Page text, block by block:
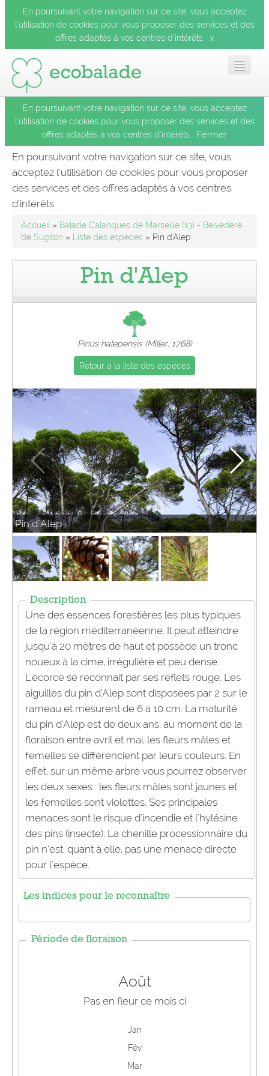
En poursuivant votre navigation sur ce site, vous acceptez
l’utilisation de cookies pour vous proposer des services et des
offres adaptés à vos centres d’intérêts.
x
Accueil
Les balades
Les espèces
En poursuivant votre navigation sur ce site, vous acceptez
l’utilisation de cookies pour vous proposer des services et des
offres adaptés à vos centres d’intérêts.
Fermer
En poursuivant votre navigation sur ce site, vous
acceptez l’utilisation de cookies pour vous proposer
des services et des offres adaptés à vos centres
d’intérêts.
Accueil » Balade Calanques de Marseille (13) - Belvédère
de Sugiton » Liste des espèces » Pin d'Alep
Pin d'Alep
Pinus halepensis (Miller, 1768)
Retour à la liste des espèces
Pin d`Alep
Description
Une des essences forestières les plus typiques
de la région méditerranéenne. Il peut atteindre
jusqu'à 20 mètres de haut et possède un tronc
noueux à la cime, irrégulière et peu dense.
L'écorce se reconnait par ses reflets rouge. Les
aiguilles du pin d’Alep sont disposées par 2 sur le
rameau et mesurent de 6 à 10 cm. La maturité
du pin d'Alep est de deux ans, au moment de la
floraison entre avril et mai, les fleurs mâles et
femelles se différencient par leurs couleurs. En
effet, sur un même arbre vous pourrez observer
les deux sexes : les fleurs mâles sont jaunes et
les femelles sont violettes. Ses principales
menaces sont le risque d'incendie et l'hylésine
des pins (insecte). La chenille processionnaire du
pin n’est, quant à elle, pas une menace directe
pour l'espèce.
Les indices pour le reconnaître
Période de floraison
Août
Pas en fleur ce mois ci
Jan
Fév
Mar